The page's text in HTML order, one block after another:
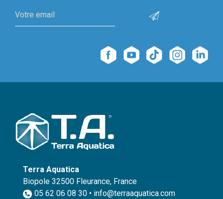
Terra Aquatica
Biopole 32500 Fleurance, France
05 62 06 08 30 • info@terraaquatica.com